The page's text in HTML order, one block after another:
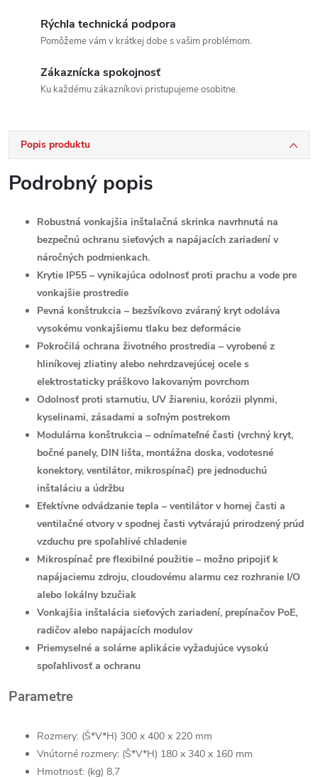
Rýchla technická podpora
Pomôžeme vám v krátkej dobe s vašim problémom.
Zákaznícka spokojnosť
Ku každému zákazníkovi pristupujeme osobitne.
Popis produktu
Podrobný popis
Robustná vonkajšia inštalačná skrinka navrhnutá na
bezpečnú ochranu sieťových a napájacích zariadení v
náročných podmienkach.
Krytie IP55 – vynikajúca odolnosť proti prachu a vode pre
vonkajšie prostredie
Pevná konštrukcia – bezšvíkovo zváraný kryt odoláva
vysokému vonkajšiemu tlaku bez deformácie
Pokročilá ochrana životného prostredia – vyrobené z
hliníkovej zliatiny alebo nehrdzavejúcej ocele s
elektrostaticky práškovo lakovaným povrchom
Odolnosť proti starnutiu, UV žiareniu, korózii plynmi,
kyselinami, zásadami a soľným postrekom
Modulárna konštrukcia – odnímateľné časti (vrchný kryt,
bočné panely, DIN lišta, montážna doska, vodotesné
konektory, ventilátor, mikrospínač) pre jednoduchú
inštaláciu a údržbu
Efektívne odvádzanie tepla – ventilátor v hornej časti a
ventilačné otvory v spodnej časti vytvárajú prirodzený prúd
vzduchu pre spoľahlivé chladenie
Mikrospínač pre flexibilné použitie – možno pripojiť k
napájaciemu zdroju, cloudovému alarmu cez rozhranie I/O
alebo lokálny bzučiak
Vonkajšia inštalácia sieťových zariadení, prepínačov PoE,
radičov alebo napájacích modulov
Priemyselné a solárne aplikácie vyžadujúce vysokú
spoľahlivosť a ochranu
Parametre
Rozmery: (Š*V*H) 300 x 400 x 220 mm
Vnútorné rozmery: (Š*V*H) 180 x 340 x 160 mm
Hmotnosť: (kg) 8,7